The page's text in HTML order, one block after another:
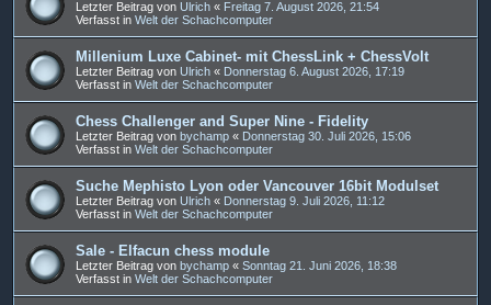
Letzter Beitrag von Ulrich « Freitag 7. August 2026, 21:54
Verfasst in Welt der Schachcomputer
Millenium Luxe Cabinet- mit ChessLink + ChessVolt
Letzter Beitrag von Ulrich « Donnerstag 6. August 2026, 17:19
Verfasst in Welt der Schachcomputer
Chess Challenger and Super Nine - Fidelity
Letzter Beitrag von bychamp « Donnerstag 30. Juli 2026, 15:06
Verfasst in Welt der Schachcomputer
Suche Mephisto Lyon oder Vancouver 16bit Modulset
Letzter Beitrag von Ulrich « Donnerstag 9. Juli 2026, 11:12
Verfasst in Welt der Schachcomputer
Sale - Elfacun chess module
Letzter Beitrag von bychamp « Sonntag 21. Juni 2026, 18:38
Verfasst in Welt der Schachcomputer